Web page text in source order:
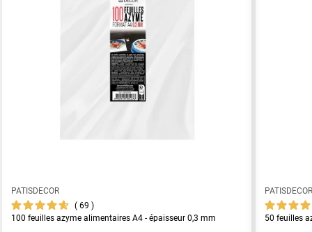
PATISDECOR
69
100 feuilles azyme alimentaires A4 - épaisseur 0,3 mm
50 feuilles